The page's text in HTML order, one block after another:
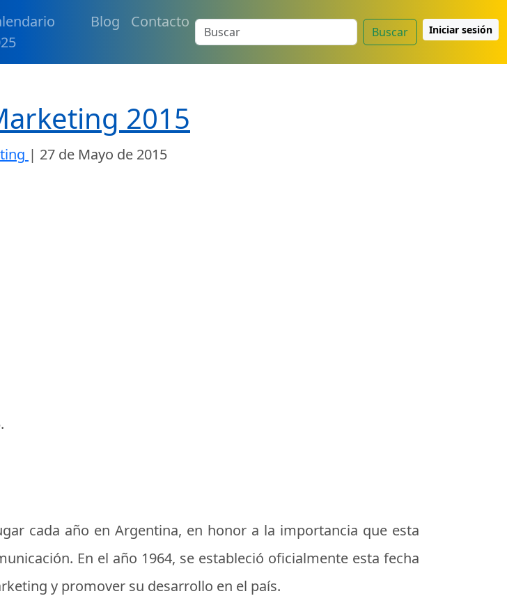
Blog Contacto
Buscar Iniciar sesión
2015
| 27 de Mayo de 2015
.
cada año en Argentina, en honor a la importancia que esta
En el año 1964, se estableció oficialmente esta fecha
y promover su desarrollo en el país.